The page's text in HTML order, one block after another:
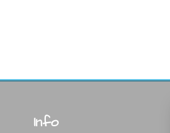
Info